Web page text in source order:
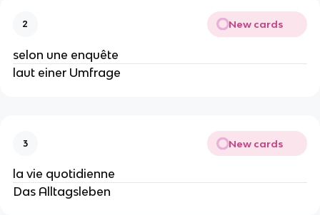
2 New cards
selon une enquête
laut einer Umfrage
3 New cards
la vie quotidienne
Das Alltagsleben